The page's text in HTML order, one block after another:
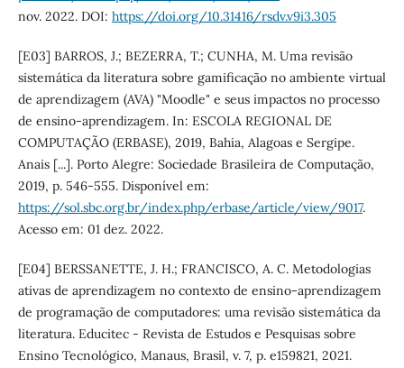
nov. 2022. DOI: https://doi.org/10.31416/rsdv.v9i3.305
[E03] BARROS, J.; BEZERRA, T.; CUNHA, M. Uma revisão
sistemática da literatura sobre gamificação no ambiente virtual
de aprendizagem (AVA) "Moodle" e seus impactos no processo
de ensino-aprendizagem. In: ESCOLA REGIONAL DE
COMPUTAÇÃO (ERBASE), 2019, Bahia, Alagoas e Sergipe.
Anais [...]. Porto Alegre: Sociedade Brasileira de Computação,
2019, p. 546-555. Disponível em:
https://sol.sbc.org.br/index.php/erbase/article/view/9017.
Acesso em: 01 dez. 2022.
[E04] BERSSANETTE, J. H.; FRANCISCO, A. C. Metodologias
ativas de aprendizagem no contexto de ensino-aprendizagem
de programação de computadores: uma revisão sistemática da
literatura. Educitec - Revista de Estudos e Pesquisas sobre
Ensino Tecnológico, Manaus, Brasil, v. 7, p. e159821, 2021.